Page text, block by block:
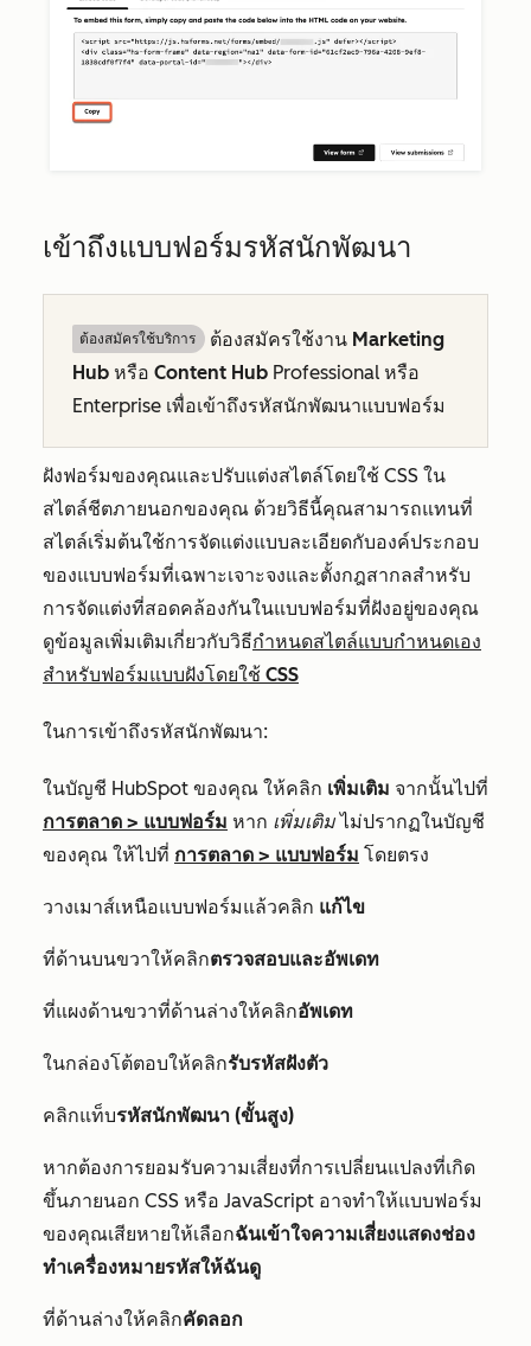
เข้าถึงแบบฟอร์มรหัสนักพัฒนา
ต้องสมัครใช้บริการ ต้องสมัครใช้งาน Marketing
Hub หรือ Content Hub Professional หรือ
Enterprise เพื่อเข้าถึงรหัสนักพัฒนาแบบฟอร์ม
ฝังฟอร์มของคุณและปรับแต่งสไตล์โดยใช้ CSS ใน
สไตล์ชีตภายนอกของคุณ ด้วยวิธีนี้คุณสามารถแทนที่
สไตล์เริ่มต้นใช้การจัดแต่งแบบละเอียดกับองค์ประกอบ
ของแบบฟอร์มที่เฉพาะเจาะจงและตั้งกฎสากลสำหรับ
การจัดแต่งที่สอดคล้องกันในแบบฟอร์มที่ฝังอยู่ของคุณ
ดูข้อมูลเพิ่มเติมเกี่ยวกับวิธีกำหนดสไตล์แบบกำหนดเอง
สำหรับฟอร์มแบบฝังโดยใช้ CSS
ในการเข้าถึงรหัสนักพัฒนา:
ในบัญชี HubSpot ของคุณ ให้คลิก เพิ่มเติม จากนั้นไปที่
การตลาด > แบบฟอร์ม หาก เพิ่มเติมไม่ปรากฏในบัญชี
ของคุณ ให้ไปที่ การตลาด > แบบฟอร์ม โดยตรง
วางเมาส์เหนือแบบฟอร์มแล้วคลิก แก้ไข
ที่ด้านบนขวาให้คลิกตรวจสอบและอัพเดท
ที่แผงด้านขวาที่ด้านล่างให้คลิกอัพเดท
ในกล่องโต้ตอบให้คลิกรับรหัสฝังตัว
คลิกแท็บรหัสนักพัฒนา (ขั้นสูง)
หากต้องการยอมรับความเสี่ยงที่การเปลี่ยนแปลงที่เกิด
ขึ้นภายนอก CSS หรือ JavaScript อาจทำให้แบบฟอร์ม
ของคุณเสียหายให้เลือกฉันเข้าใจความเสี่ยงแสดงช่อง
ทำเครื่องหมายรหัสให้ฉันดู
ที่ด้านล่างให้คลิกคัดลอก